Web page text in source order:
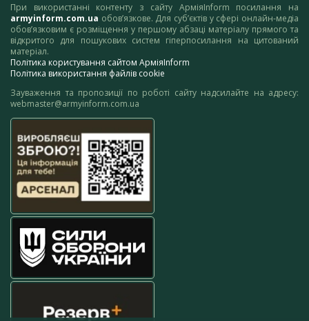
При використанні контенту з сайту АрміяInform посилання на
armyinform.com.ua обов’язкове. Для суб’єктів у сфері онлайн-медіа
обов’язковим є розміщення у першому абзаці матеріалу прямого та
відкритого для пошукових систем гіперпосилання на цитований
матеріал.
Політика користування сайтом АрміяInform
Політика використання файлів cookie
Зауваження та пропозиції по роботі сайту надсилайте на адресу:
webmaster@armyinform.com.ua